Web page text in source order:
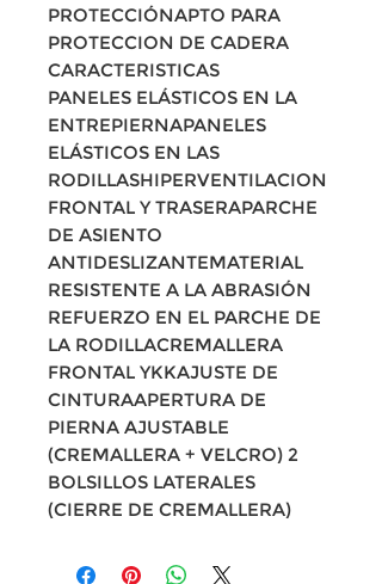
PROTECCIÓNAPTO PARA
PROTECCION DE CADERA
CARACTERISTICAS
PANELES ELÁSTICOS EN LA
ENTREPIERNAPANELES
ELÁSTICOS EN LAS
RODILLASHIPERVENTILACION
FRONTAL Y TRASERAPARCHE
DE ASIENTO
ANTIDESLIZANTEMATERIAL
RESISTENTE A LA ABRASIÓN
REFUERZO EN EL PARCHE DE
LA RODILLACREMALLERA
FRONTAL YKKAJUSTE DE
CINTURAAPERTURA DE
PIERNA AJUSTABLE
(CREMALLERA + VELCRO) 2
BOLSILLOS LATERALES
(CIERRE DE CREMALLERA)